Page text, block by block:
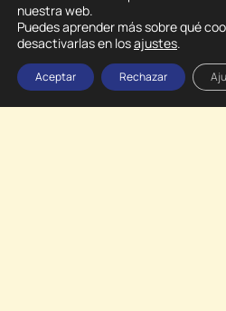
nuestra web.
Puedes aprender más sobre qué
desactivarlas en losajustes.
Aceptar Rechazar